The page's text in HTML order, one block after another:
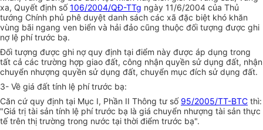
xa, Quyết định số106/2004/QĐ-TTg ngày 11/6/2004 của Thủ
tướng Chính phủ phê duyệt danh sách các xã đặc biệt khó khăn
vùng bãi ngang ven biển và hải đảo cũng thuộc đối tượng được ghi
nợ lệ phí trước bạ.
Đối tượng được ghi nợ quy định tại điểm này được áp dụng trong
tất cả các trường hợp giao đất, công nhận quyền sử dụng đất, nhận
chuyển nhượng quyền sử dụng đất, chuyển mục đích sử dụng đất.
3- Về giá đất tính lệ phí trước bạ:
Căn cứ quy định tại Mục I, Phần II Thông tư số 95/2005/TT-BTC thì:
"Giá trị tài sản tính lệ phí trước bạ là giá chuyển nhượng tài sản thực
tế trên thị trường trong nước tại thời điểm trước bạ".